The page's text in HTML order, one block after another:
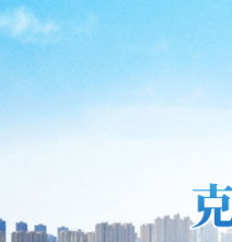
走进克拉玛依区